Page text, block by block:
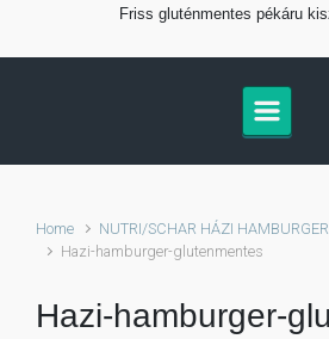
Friss gluténmentes pékáru
Home
NUTRI/SCHAR HÁZI
Hazi-hamburger-glutenmentes
Hazi-hamburger-